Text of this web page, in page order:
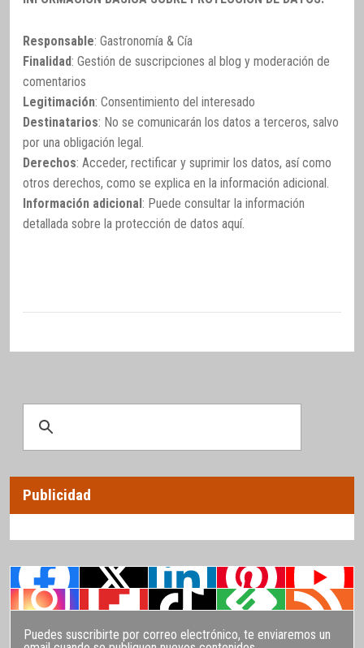
Responsable: Gastronomía & Cía
Finalidad: Gestión de suscripciones al blog y moderación de
comentarios
Legitimación: Consentimiento del interesado
Destinatarios: No se comunicarán los datos a terceros, salvo
por una obligación legal.
Derechos: Acceder, rectificar y suprimir los datos, así como
otros derechos, como se explica en la información adicional.
Información adicional: Puede consultar la información
detallada sobre la protección de datos aquí.
Publicidad
Puedes suscribirte por correo electrónico, te enviaremos un